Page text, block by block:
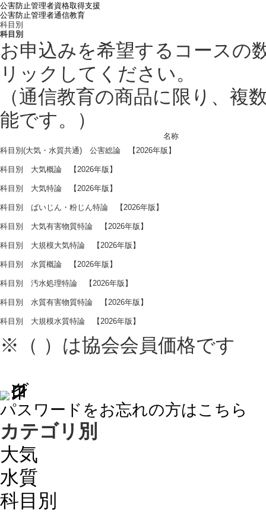
公害防止管理者資格取得支援
公害防止管理者通信教育
科目別
科目別
お申込みを希望するコースの
リックしてください。
（通信教育の商品に限り、
能です。）
名称
科目別(大気・水質共通) 公害総論 【2026年版】
科目別 大気概論 【2026年版】
科目別 大気特論 【2026年版】
科目別 ばいじん・粉じん特論 【2026年版】
科目別 大気有害物質特論 【2026年版】
科目別 大規模大気特論 【2026年版】
科目別 水質概論 【2026年版】
科目別 汚水処理特論 【2026年版】
科目別 水質有害物質特論 【2026年版】
科目別 大規模水質特論 【2026年版】
※（ ）は協会会員価格です
パスワードをお忘れの方はこちら
カテゴリ別
大気
水質
科目別